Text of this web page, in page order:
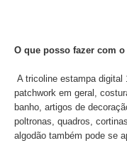
O que posso fazer com
A tricoline estampa digital
patchwork em geral,
banho, artigos de
poltronas, quadros,
algodão também pode se